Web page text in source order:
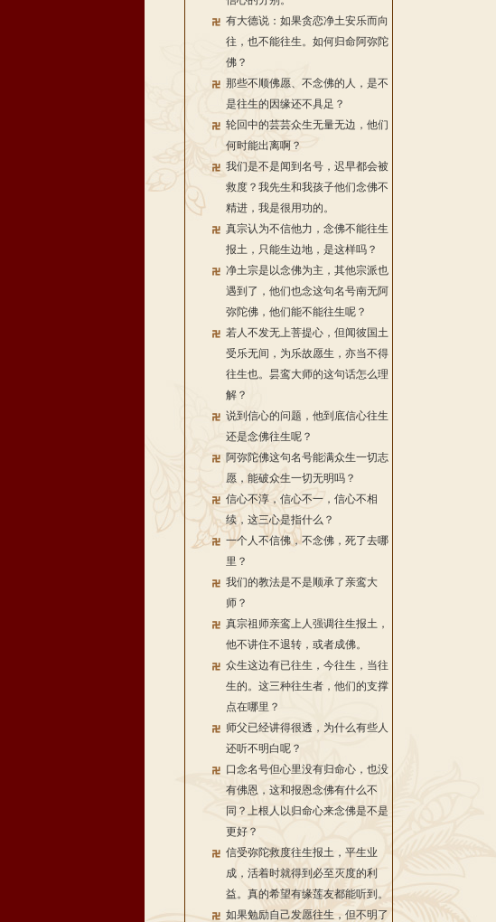
有大德说：如果贪恋净土安乐而向
往，也不能往生。如何归命阿弥陀
佛？
那些不顺佛愿、不念佛的人，是不
是往生的因缘还不具足？
轮回中的芸芸众生无量无边，他们
何时能出离啊？
我们是不是闻到名号，迟早都会被
救度？我先生和我孩子他们念佛不
精进，我是很用功的。
真宗认为不信他力，念佛不能往生
报土，只能生边地，是这样吗？
净土宗是以念佛为主，其他宗派也
遇到了，他们也念这句名号南无阿
弥陀佛，他们能不能往生呢？
若人不发无上菩提心，但闻彼国土
受乐无间，为乐故愿生，亦当不得
往生也。昙鸾大师的这句话怎么理
解？
说到信心的问题，他到底信心往生
还是念佛往生呢？
阿弥陀佛这句名号能满众生一切志
愿，能破众生一切无明吗？
信心不淳，信心不一，信心不相
续，这三心是指什么？
一个人不信佛，不念佛，死了去哪
里？
我们的教法是不是顺承了亲鸾大
师？
真宗祖师亲鸾上人强调往生报土，
他不讲住不退转，或者成佛。
众生这边有已往生，今往生，当往
生的。这三种往生者，他们的支撑
点在哪里？
师父已经讲得很透，为什么有些人
还听不明白呢？
口念名号但心里没有归命心，也没
有佛恩，这和报恩念佛有什么不
同？上根人以归命心来念佛是不是
更好？
信受弥陀救度往生报土，平生业
成，活着时就得到必至灭度的利
益。真的希望有缘莲友都能听到。
如果勉励自己发愿往生，但不明了